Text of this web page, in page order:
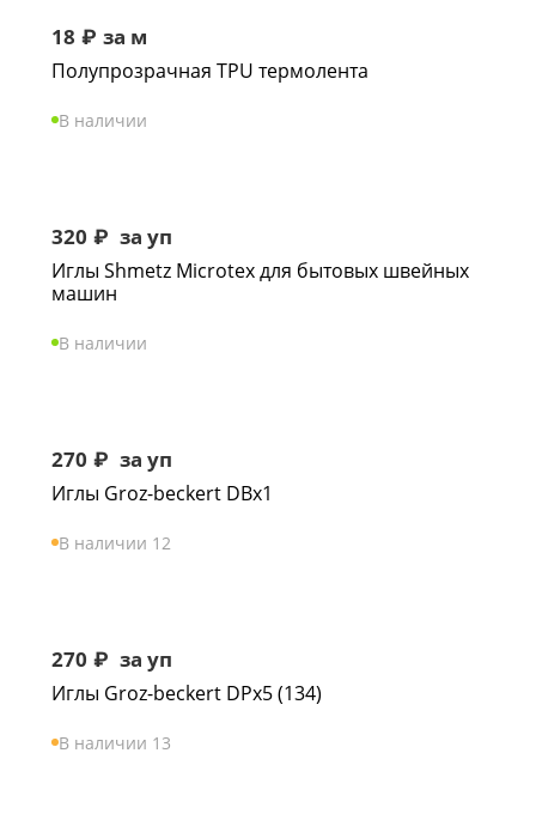
18 ₽ за м
Полупрозрачная TPU термолента
В наличии
320 ₽ за уп
Иглы Shmetz Microtex для бытовых швейных
машин
В наличии
270 ₽ за уп
Иглы Groz-beckert DBx1
В наличии 12
270 ₽ за уп
Иглы Groz-beckert DPx5 (134)
В наличии 13